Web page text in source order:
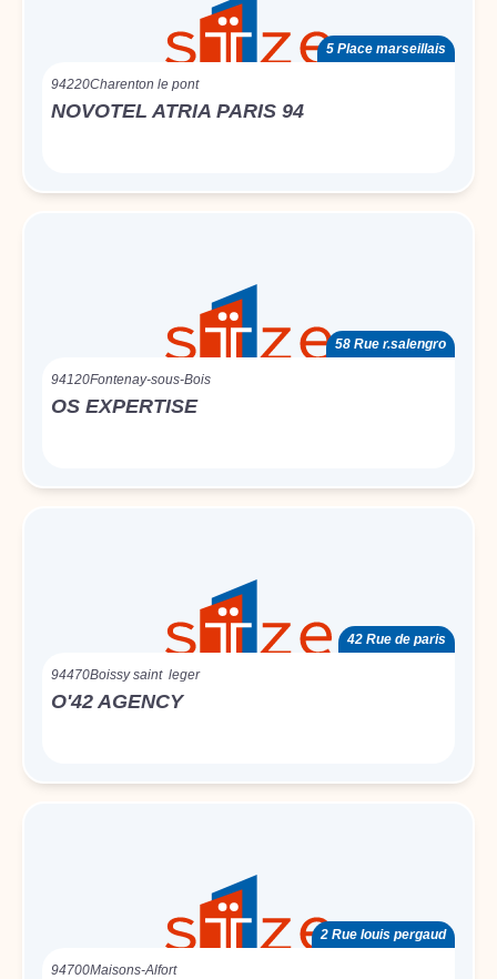
5 Place marseillais
94220Charenton le pont
NOVOTEL ATRIA PARIS 94
58 Rue r.salengro
94120Fontenay-sous-Bois
OS EXPERTISE
42 Rue de paris
94470Boissy saint leger
O'42 AGENCY
2 Rue louis pergaud
94700Maisons-Alfort